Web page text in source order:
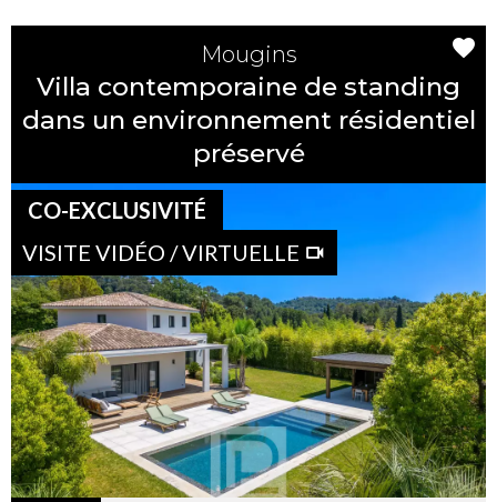
Mougins
Villa contemporaine de standing
dans un environnement résidentiel
préservé
CO-EXCLUSIVITÉ
VISITE VIDÉO / VIRTUELLE